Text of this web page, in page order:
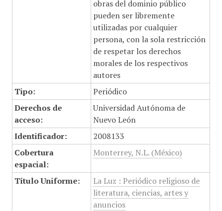
obras del dominio público
pueden ser libremente
utilizadas por cualquier
persona, con la sola restricción
de respetar los derechos
morales de los respectivos
autores
Tipo:
Periódico
Derechos de
acceso:
Universidad Autónoma de
Nuevo León
Identificador:
2008133
Cobertura
espacial:
Monterrey, N.L. (México)
Título Uniforme:
La Luz : Periódico religioso de
literatura, ciencias, artes y
anuncios